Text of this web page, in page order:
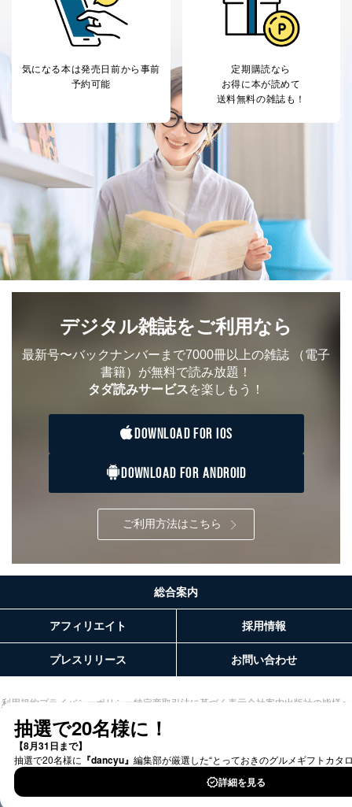
当社の従業者の個
人情報
人事、総務などの雇用管理等のた
6
パートナー（提携
により当社の
定期購読サービス
購入商品配送のため
た商品の発売元企業からのｅメー
ル等による商品、
サービス、キャンペーン等の広告
に関するご案内のため
SNS公式アカウン
トに登録された方
の個人情報
当社のサービス利用状況の把握お
よびその分析のため
お問い合わせ対応、トラブル対
処、オペレーター教育など応対品
質向上のため
その他当社のプライバシーポリシ
ー等にて公表する利用目的達成の
ため
※上記の利用目的のうちNo.1～5については保有個人デ
ータ（開示対象個人情報）の利用目的であり、下記4.の
開示等のご請求に対応させていただきます。
各SNS運営会社様にご請求いただきますようお願い致し
ます。
３．個人情報の第三者提供について
当社は、取得した個人情報を適切に管理し､あらかじめ
ません。ただし、次の場合は除きます。
法令に基づく場合
場合であって、本人の同意を得ることが困難であると
に特に必要がある場合であって、本人の同意を得るこ
とが困難である場合。
国の機関もしくは地方公共団体またはその委託を受け
する必要がある場合であって、本人の同意を得ること
により当該事務の遂行に支障を及ぼすおそれがあると
上記２．の利用目的を実施するために守秘義務を結ん
だ企業に、業務の一部として個人情報の取扱いを委
供先企業に個人情報を開示することがあります。
委託・提供先企業は具体的には以下のような企業です
トカード決済などの決済代行・料金回収会社、広
告配信サービス会社
提供先：出版社、出版物発売元、卸売会社、販売
店など商品の供給者、梱包会社、配送会社、新聞
販売店などの梱包・配送・配達会社
気になる本は発売日前から事前
予約可能
定期購読なら
お得に本が読めて
送料無料の雑誌も！
デジタル雑誌をご利用なら
最新号〜バックナンバーまで7000冊以上の雑誌 （電子
書籍）が無料で読み放題！
タダ読みサービスを楽しもう！
DOWNLOAD FOR IOS
DOWNLOAD FOR ANDROID
ご利用方法はこちら
総合案内
アフィリエイト 採用情報
プレスリリース お問い合わせ
利用規約プライバシーポリシー 特定商取引法に基づく表示会社案内出版社の皆様へ
©︎2002 FUJISAN MAGAZINE SERVICE CO., Ltd.